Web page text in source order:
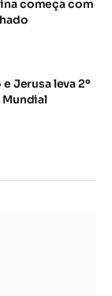
começa com
Jerusa leva 2º